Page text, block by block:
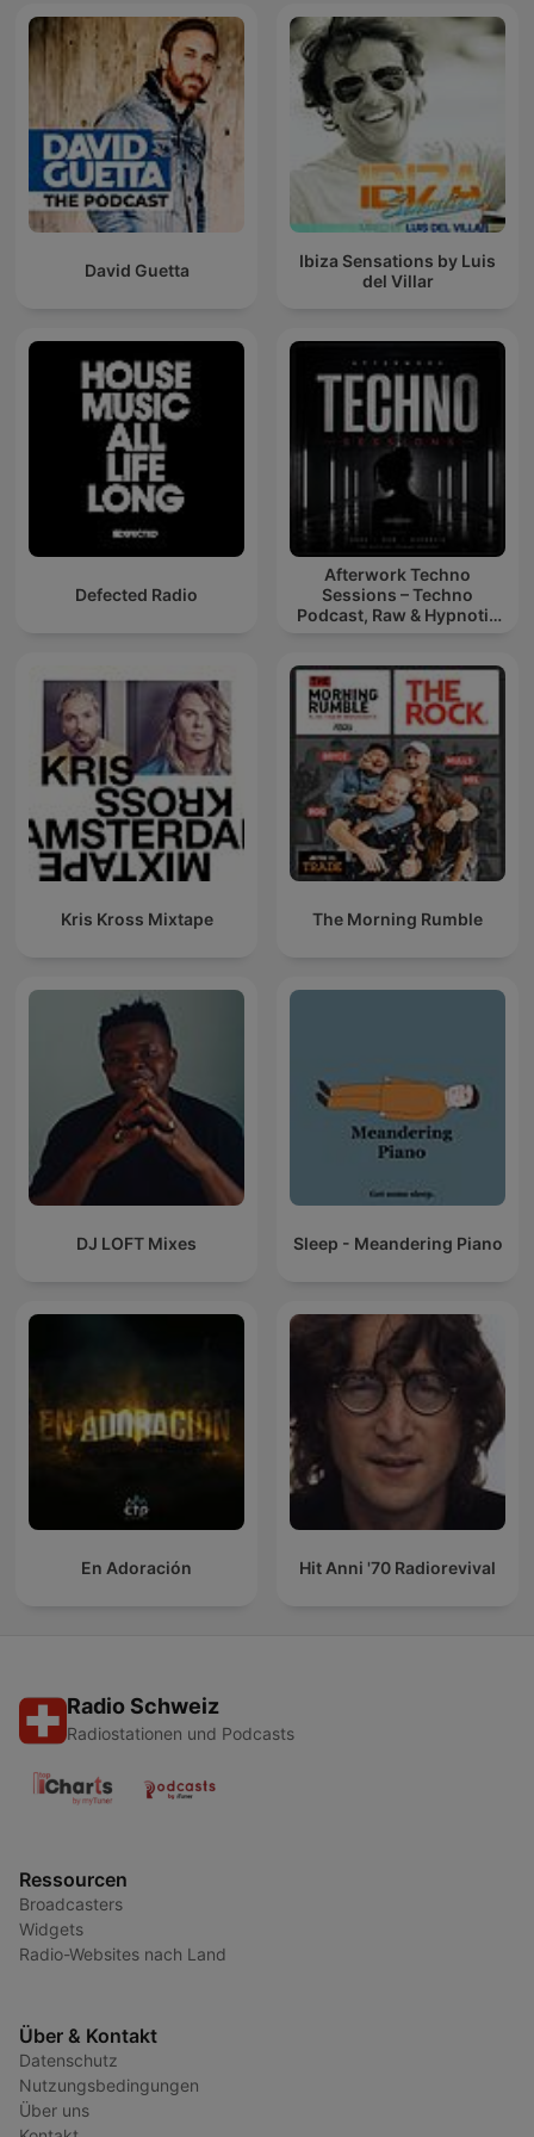
David Guetta
Ibiza Sensations by Luis
del Villar
Defected Radio
Afterwork Techno
Sessions – Techno
Podcast, Raw & Hypnotic
Kris Kross Mixtape The Morning Rumble
DJ LOFT Mixes Sleep - Meandering Piano
En Adoración Hit Anni '70 Radiorevival
Radio Schweiz
Radiostationen und Podcasts
Ressourcen
Broadcasters
Widgets
Radio-Websites nach Land
Über & Kontakt
Datenschutz
Nutzungsbedingungen
Über uns